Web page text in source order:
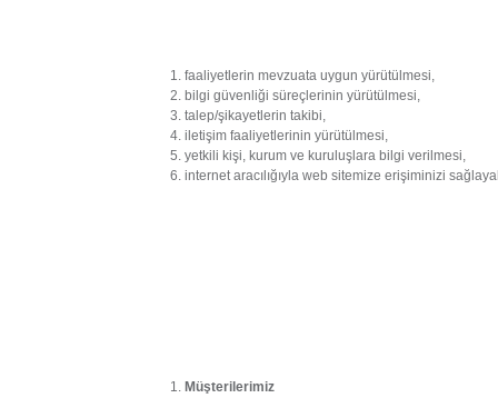
faaliyetlerin mevzuata uygun yürütülmesi,
bilgi güvenliği süreçlerinin yürütülmesi,
talep/şikayetlerin takibi,
iletişim faaliyetlerinin yürütülmesi,
yetkili kişi, kurum ve kuruluşlara bilgi verilmesi,
internet aracılığıyla web sitemize erişiminizi
Müşterilerimiz